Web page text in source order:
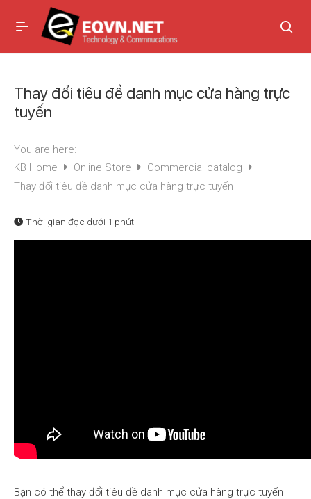
Thay đổi tiêu đề danh mục cửa hàng trực
tuyến
You are here:
KB Home
Online Store
Commercial catalog
Thay đổi tiêu đề danh mục cửa hàng trực tuyến
Thời gian đọc dưới 1 phút
Bạn có thể thay đổi tiêu đề danh mục cửa hàng trực tuyến